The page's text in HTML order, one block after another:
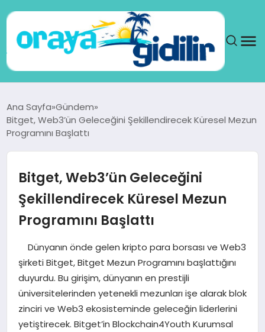
SAĞLIK
SEYAHAT
TEKNOLOJI
YAŞAM
Ana Sayfa Gündem
Bitget, Web3’ün Geleceğini Şekillendirecek Küresel Mezun
Programını Başlattı
Bitget, Web3’ün Geleceğini
Şekillendirecek Küresel Mezun
Programını Başlattı
Dünyanın önde gelen kripto para borsası ve Web3
şirketi Bitget, Bitget Mezun Programını başlattığını
duyurdu. Bu girişim, dünyanın en prestijli
üniversitelerinden yetenekli mezunları işe alarak blok
zinciri ve Web3 ekosisteminde geleceğin liderlerini
yetiştirecek. Bitget’in Blockchain4Youth Kurumsal